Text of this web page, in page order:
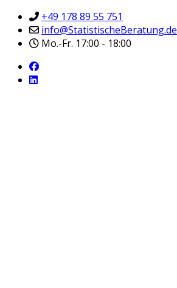
+49 178 89 55 751
info@StatistischeBeratung.de
Mo.-Fr. 17:00 - 18:00